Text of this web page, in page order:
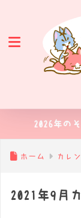
2026年の
ホーム カレ
2021年9月